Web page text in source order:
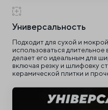
Универсальность
Подходит для сухой и
использоваться
делает его идеальным для
включая резку и шлифовку
керамической плитки и